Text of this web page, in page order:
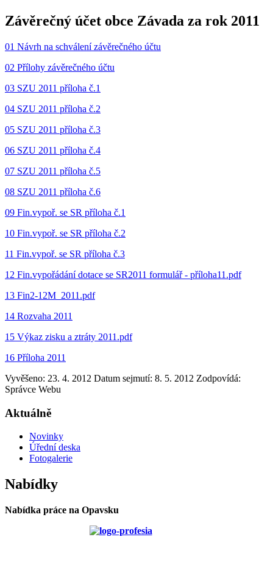
Závěrečný účet obce Závada za rok 2011
01 Návrh na schválení závěrečného účtu
02 Přílohy závěrečného účtu
03 SZU 2011 příloha č.1
04 SZU 2011 příloha č.2
05 SZU 2011 příloha č.3
06 SZU 2011 příloha č.4
07 SZU 2011 příloha č.5
08 SZU 2011 příloha č.6
09 Fin.vypoř. se SR příloha č.1
10 Fin.vypoř. se SR příloha č.2
11 Fin.vypoř. se SR příloha č.3
12 Fin.vypořádání dotace se SR2011 formulář - příloha11.pdf
13 Fin2-12M_2011.pdf
14 Rozvaha 2011
15 Výkaz zisku a ztráty 2011.pdf
16 Příloha 2011
Vyvěšeno: 23. 4. 2012 Datum sejmutí: 8. 5. 2012 Zodpovídá:
Správce Webu
Aktuálně
Novinky
Úřední deska
Fotogalerie
Nabídky
Nabídka práce na Opavsku